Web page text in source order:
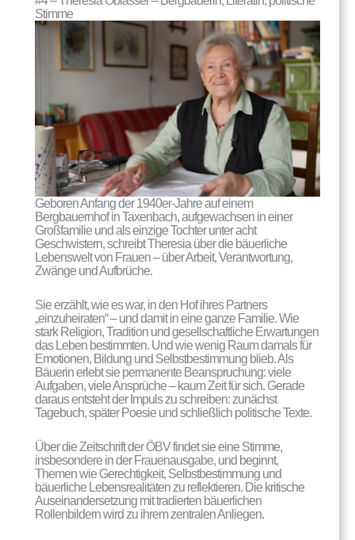
Stimme
Geboren Anfang der 1940er-Jahre auf einem
Bergbauernhof in Taxenbach, aufgewachsen in einer
Großfamilie und als einzige Tochter unter acht
Geschwistern, schreibt Theresia über die bäuerliche
Lebenswelt von Frauen – über Arbeit, Verantwortung,
Zwänge und Aufbrüche.
Sie erzählt, wie es war, in den Hof ihres Partners
„einzuheiraten“ – und damit in eine ganze Familie. Wie
stark Religion, Tradition und gesellschaftliche Erwartungen
das Leben bestimmten. Und wie wenig Raum damals für
Emotionen, Bildung und Selbstbestimmung blieb. Als
Bäuerin erlebt sie permanente Beanspruchung: viele
Aufgaben, viele Ansprüche – kaum Zeit für sich. Gerade
daraus entsteht der Impuls zu schreiben: zunächst
Tagebuch, später Poesie und schließlich politische Texte.
Über die Zeitschrift der ÖBV findet sie eine Stimme,
insbesondere in der Frauenausgabe, und beginnt,
Themen wie Gerechtigkeit, Selbstbestimmung und
bäuerliche Lebensrealitäten zu reflektieren. Die kritische
Auseinandersetzung mit tradierten bäuerlichen
Rollenbildern wird zu ihrem zentralen Anliegen.